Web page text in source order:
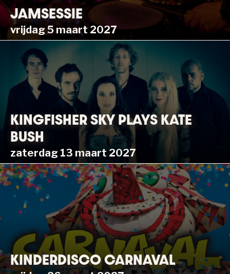
JAMSESSIE
vrijdag 5 maart 2027
KINGFISHER SKY PLAYS KATE
BUSH
zaterdag 13 maart 2027
KINDERDISCO CARNAVAL